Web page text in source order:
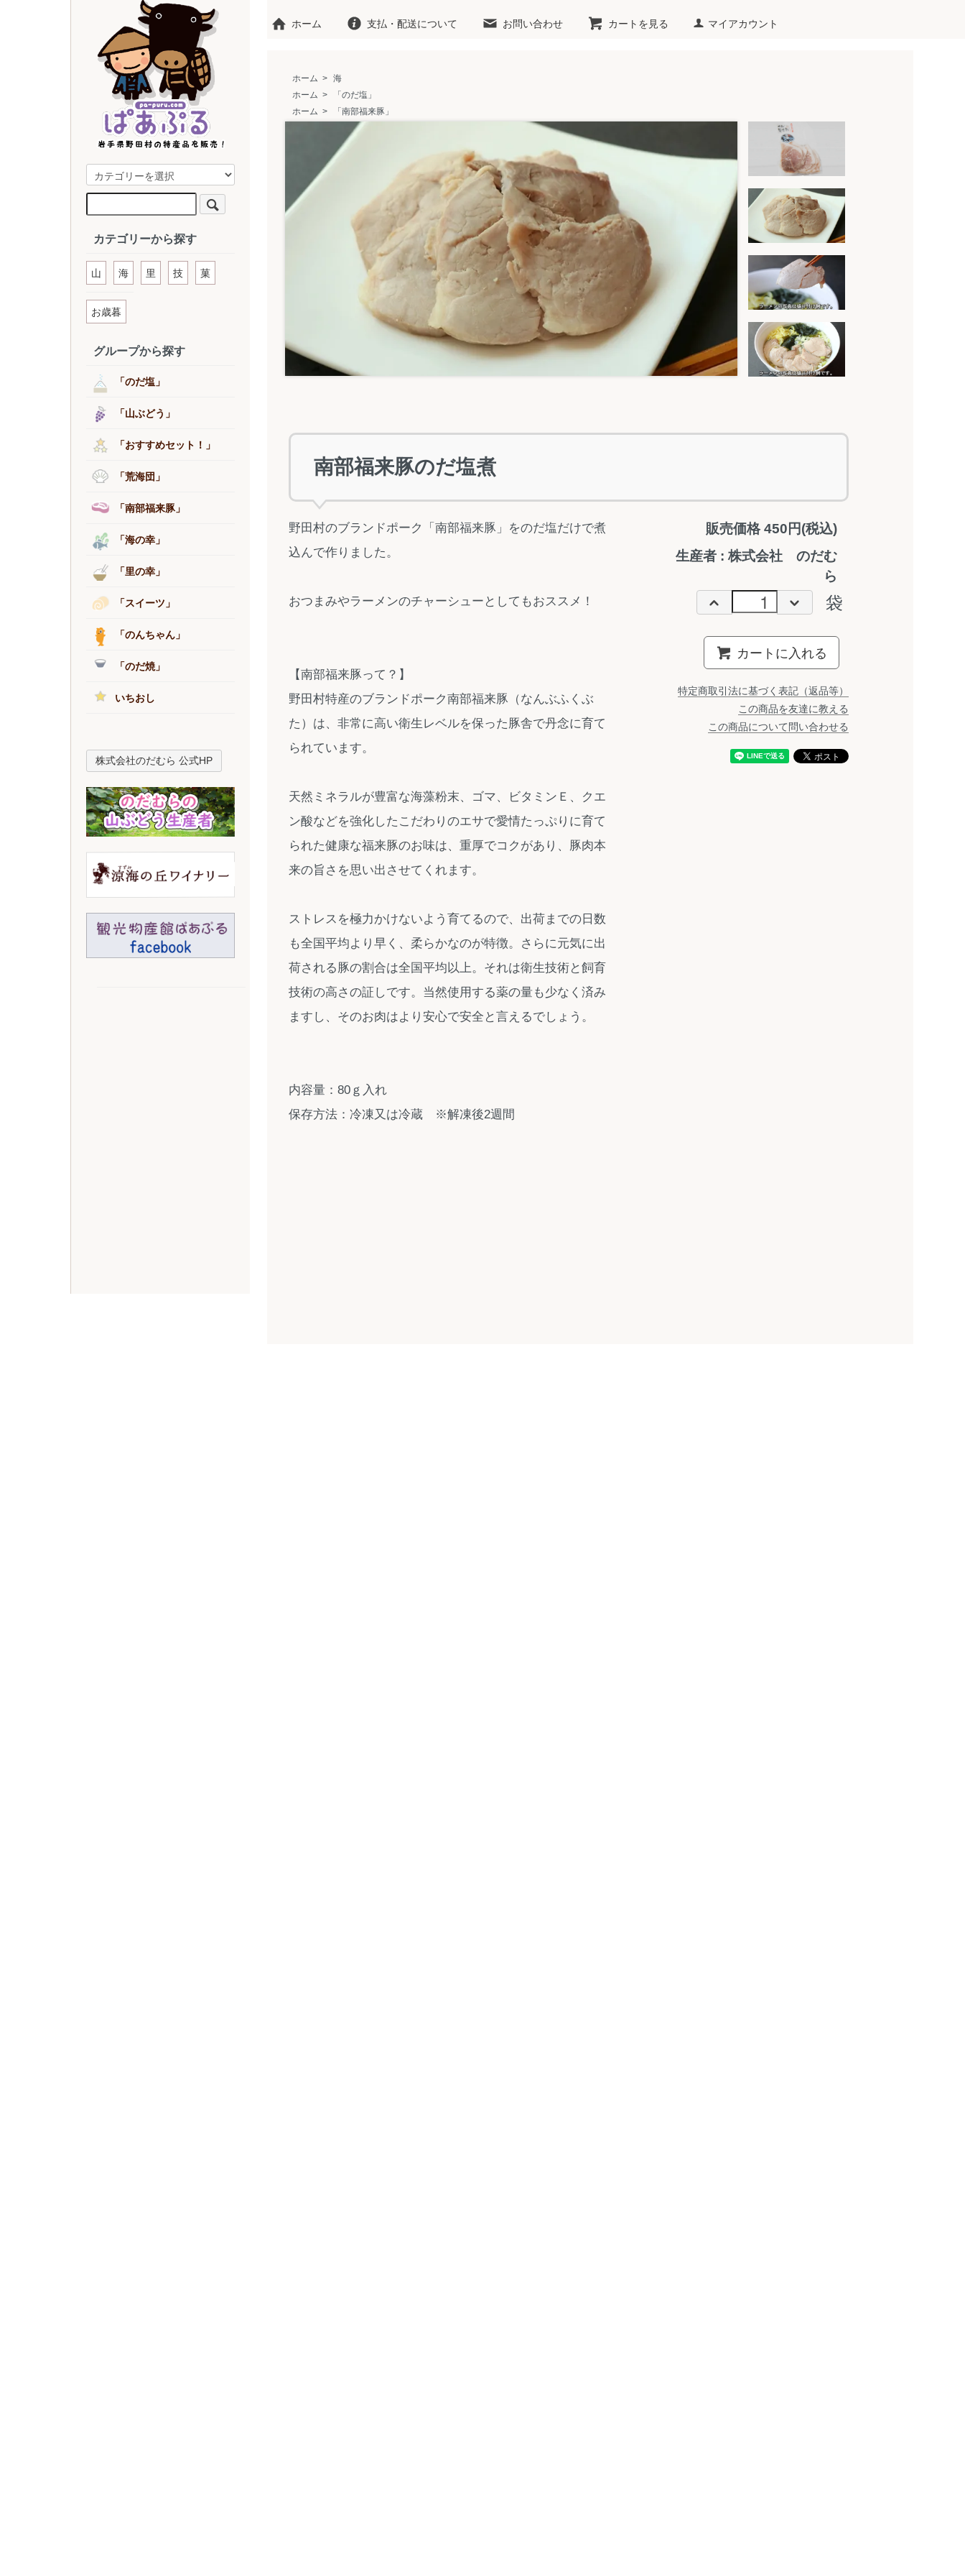
ホーム 支払・配送について お問い合わせ カートを見る マイアカウント
ホーム > 海
ホーム >
「のだ塩」
ホーム > 「南部福来豚」
南部福来豚のだ塩煮
野田村のブランドポーク「南部福来豚」をのだ塩だけで煮
込んで作りました。
おつまみやラーメンのチャーシューとしてもおススメ！
【南部福来豚って？】
野田村特産のブランドポーク南部福来豚（なんぶふくぶ
た）は、非常に高い衛生レベルを保った豚舎で丹念に育て
られています。
天然ミネラルが豊富な海藻粉末、ゴマ、ビタミンＥ、クエ
ン酸などを強化したこだわりのエサで愛情たっぷりに育て
られた健康な福来豚のお味は、重厚でコクがあり、豚肉本
来の旨さを思い出させてくれます。
ストレスを極力かけないよう育てるので、出荷までの日数
も全国平均より早く、柔らかなのが特徴。さらに元気に出
荷される豚の割合は全国平均以上。それは衛生技術と飼育
技術の高さの証しです。当然使用する薬の量も少なく済み
ますし、そのお肉はより安心で安全と言えるでしょう。
内容量：80ｇ入れ
保存方法：冷凍又は冷蔵 ※解凍後2週間
販売価格 450円(税込)
生産者 : 株式会社 のだむ
ら
袋
カートに入れる
特定商取引法に基づく表記（返品等）
この商品を友達に教える
この商品について問い合わせる
カテゴリーから探す
山 海 里 技 菓
お歳暮
グループから探す
「のだ塩」
「山ぶどう」
「おすすめセット！」
「荒海団」
「南部福来豚」
「海の幸」
「里の幸」
「スイーツ」
「のんちゃん」
「のだ焼」
いちおし
株式会社のだむら 公式HP